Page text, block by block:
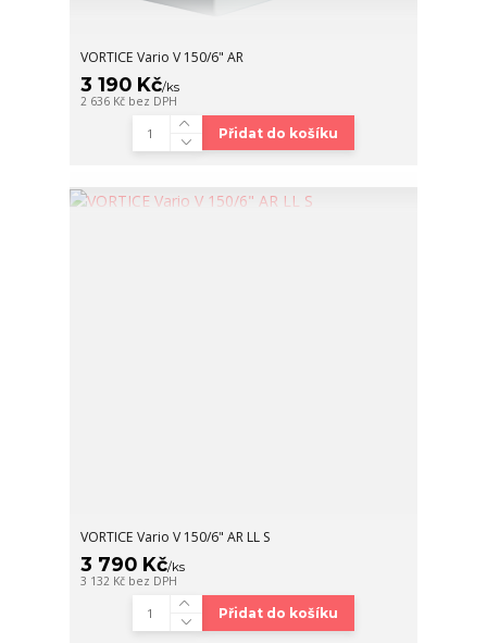
VORTICE Vario V 150/6" AR
3 190 Kč/ks
2 636 Kč bez DPH
Přidat do košíku
VORTICE Vario V 150/6" AR LL S
3 790 Kč/ks
3 132 Kč bez DPH
Přidat do košíku